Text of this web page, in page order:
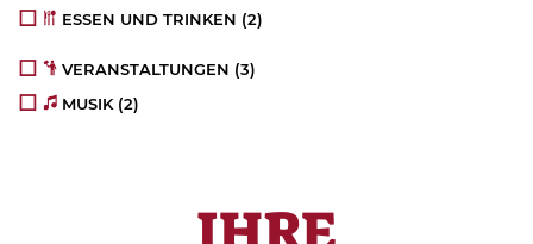
ESSEN UND TRINKEN (2)
VERANSTALTUNGEN (3)
MUSIK (2)